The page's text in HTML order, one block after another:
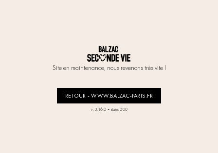
Site en maintenance, nous revenons très vite !
RETOUR - WWW.BALZAC-PARIS.FR
v. 3.16.0- status: 500